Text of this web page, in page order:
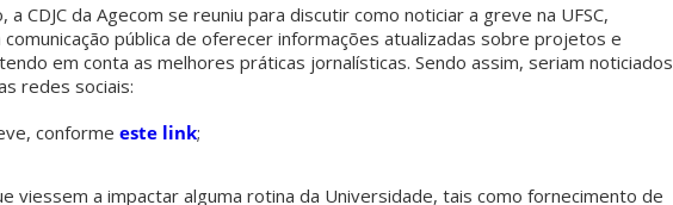
CDJC da Agecom se reuniu para discutir como noticiar a greve na UFSC,
pública de oferecer informações atualizadas sobre projetos e
em conta as melhores práticas jornalísticas. Sendo assim, seriam noticiados
redes sociais:
conforme este link;
viessem a impactar alguma rotina da Universidade, tais como fornecimento de